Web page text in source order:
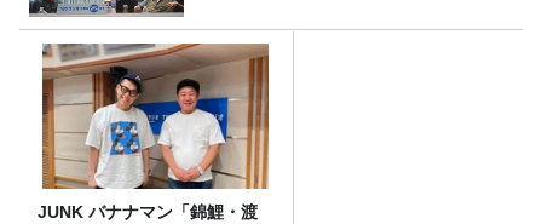
JUNK バナナマン「錦鯉・渡